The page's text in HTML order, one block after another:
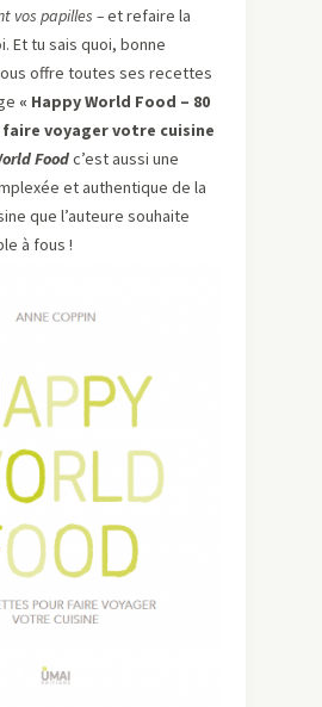
vos papilles –et refaire la
Et tu sais quoi, bonne
offre toutes ses recettes
« Happy World Food – 80
voyager votre cuisine
Foodc’est aussi une
et authentique de la
que l’auteure souhaite
à fous !